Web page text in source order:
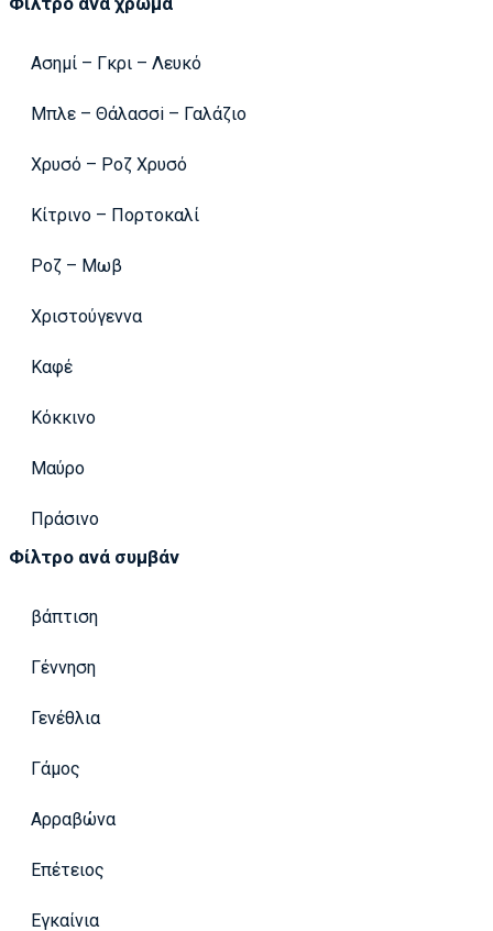
Ασημί – Γκρι – Λευκό
Μπλε – Θάλασσi – Γαλάζιο
Χρυσό – Ροζ Χρυσό
Κίτρινο – Πορτοκαλί
Ροζ – Μωβ
Χριστούγεννα
Καφέ
Κόκκινο
Μαύρο
Πράσινο
Φίλτρο ανά συμβάν
βάπτιση
Γέννηση
Γενέθλια
Γάμος
Αρραβώνα
Επέτειος
Εγκαίνια